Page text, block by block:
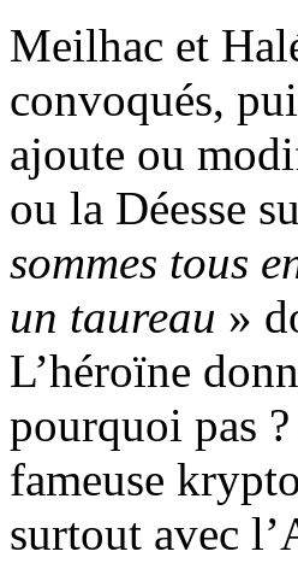
Meilhac et
convoqués,
ajoute ou
ou la Déesse
sommes tous
un taureau »
L’héroïne
pourquoi pas
fameuse
surtout avec